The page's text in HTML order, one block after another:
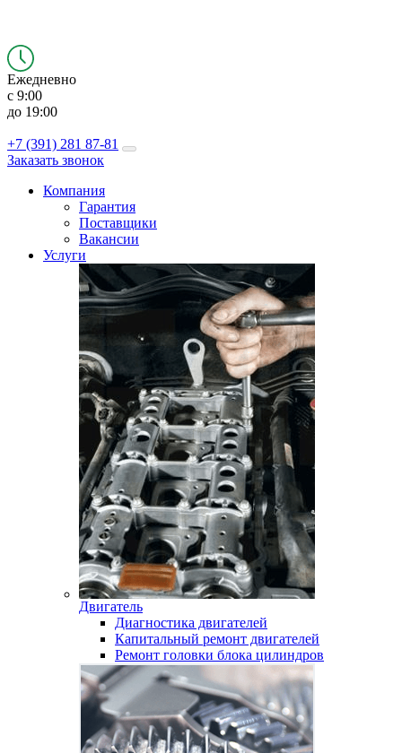
Ежедневно
с 9:00
до 19:00
+7 (391) 281 87-81
Заказать звонок
Компания
Гарантия
Поставщики
Вакансии
Услуги
Двигатель
Диагностика двигателей
Капитальный ремонт двигателей
Ремонт головки блока цилиндров